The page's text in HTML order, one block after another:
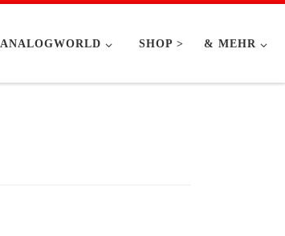
ANALOGWORLD SHOP > & MEHR